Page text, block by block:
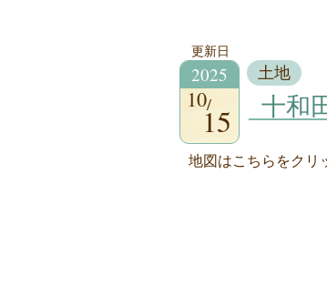
更新日
2025
10
15
土地
十和
地図はこちらをクリ